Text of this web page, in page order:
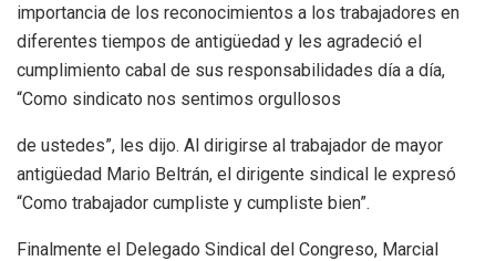
importancia de los reconocimientos a los trabajadores en
diferentes tiempos de antigüedad y les agradeció el
cumplimiento cabal de sus responsabilidades día a día,
“Como sindicato nos sentimos orgullosos
de ustedes”, les dijo. Al dirigirse al trabajador de mayor
antigüedad Mario Beltrán, el dirigente sindical le expresó
“Como trabajador cumpliste y cumpliste bien”.
Finalmente el Delegado Sindical del Congreso, Marcial